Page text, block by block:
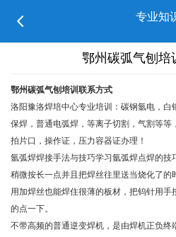
 专业知
鄂州碳弧气刨培
鄂州碳弧气刨培训联系方式
洛阳豫洛焊培中心专业培训：碳钢氩电，
保焊，普通电弧焊，等离子切割，气割等等
拍片口，操作证，压力容器证办理！
氩弧焊焊接手法与技巧学习氩弧焊点焊的技
稍微按长一点并且把焊丝往里送当烧化了的
用加焊丝也能焊住很薄的板材，把钨针用
的点一下。
不带高频的普通逆变焊机，是由焊机正负终